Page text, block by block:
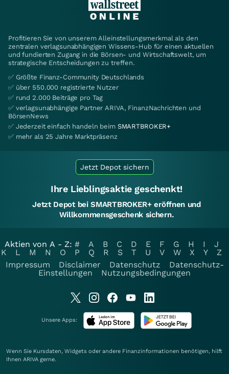
Profitieren Sie von unserem Alleinstellungsmerkmal als den
zentralen verlagsunabhängigen Wissens-Hub für einen aktuellen
und fundierten Zugang in die Börsen- und Wirtschaftswelt, um
strategische Entscheidungen zu treffen.
✅ Größte Finanz-Community Deutschlands
✅ über 550.000 registrierte Nutzer
✅ rund 2.000 Beiträge pro Tag
✅ verlagsunabhängige Partner ARIVA, FinanzNachrichten und
BörsenNews
✅ Jederzeit einfach handeln beim SMARTBROKER+
✅ mehr als 25 Jahre Marktpräsenz
Jetzt Depot sichern
Ihre Lieblingsaktie geschenkt!
Jetzt Depot bei SMARTBROKER+ eröffnen und
Willkommensgeschenk sichern.
Aktien von A - Z: # A B C D E F G H I
J
K
L M N O P Q R S T U V W X Y
Z
Impressum
Disclaimer Datenschutz
Datenschutz-
Einstellungen
Nutzungsbedingungen
Unsere Apps:
Wenn Sie Kursdaten, Widgets oder andere Finanzinformationen benötigen, hilft
Ihnen ARIVA gerne.